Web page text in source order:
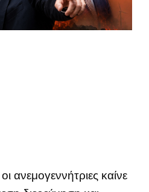
ανεμογεννήτριες καίνε